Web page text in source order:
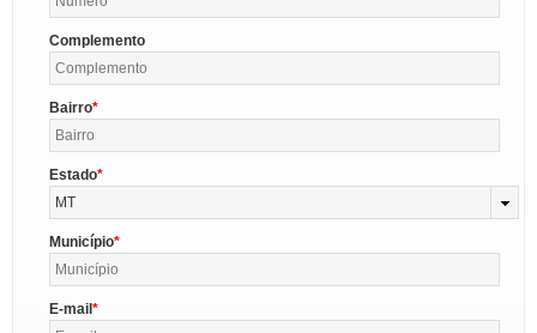
Complemento
Bairro
Estado
MT
Município
E-mail